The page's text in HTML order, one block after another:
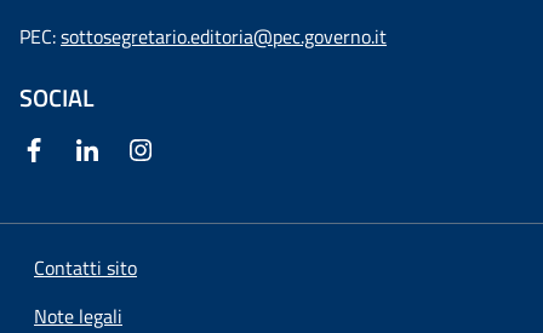
PEC:sottosegretario.editoria@pec.governo.it
SOCIAL
Contatti sito
Note legali